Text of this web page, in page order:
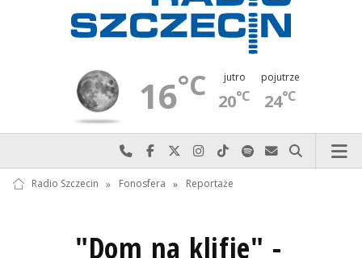
16°C jutro
20°C
pojutrze
24°C
Najlepiej po prostu do nas zadzwoń
Odwiedź nas na Facebook-u
Odwiedź nas na X
Odwiedź nas na Instagram-ie
Odwiedź nas na TikTok-u
Szukaj nas na Spotify
Wyślij do nas
Szukaj
Radio Szczecin » Fonosfera » Reportaże
"Dom na klifie" -